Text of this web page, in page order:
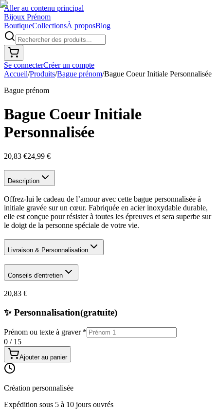
Aller au contenu principal
Bijoux Prénom
BoutiqueCollectionsÀ proposBlog
Se connecterCréer un compte
Accueil/Produits/Bague prénom/Bague Coeur Initiale Personnalisée
Bague prénom
Bague Coeur Initiale
Personnalisée
20,83 €24,99 €
Description
Offrez-lui le cadeau de l’amour avec cette bague personnalisée à
initiale gravée sur un cœur. Fabriquée en acier inoxydable durable,
elle est conçue pour résister à toutes les épreuves et sera superbe sur
le doigt de la personne spéciale de votre vie.
Livraison & Personnalisation
Conseils d'entretien
20,83 €
✨ Personnalisation(gratuite)
Prénom ou texte à graver *
0 / 15
Ajouter au panier
Création personnalisée
Expédition sous 5 à 10 jours ouvrés